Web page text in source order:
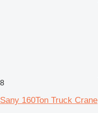
8
Sany 160Ton Truck Crane